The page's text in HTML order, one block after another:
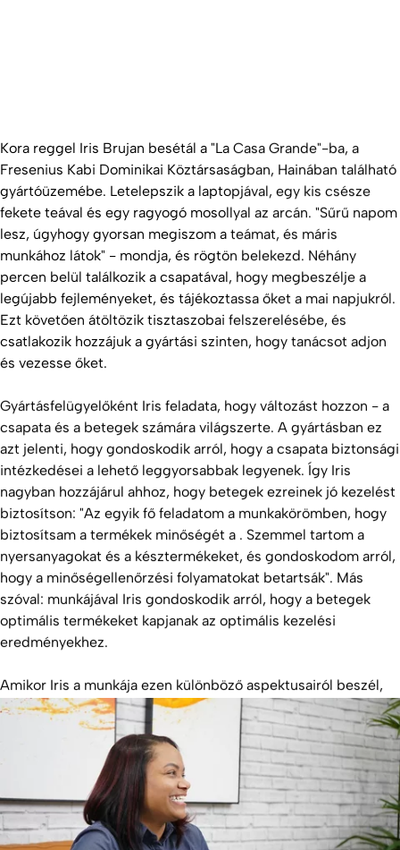
Kora reggel Iris Brujan besétál a "La Casa Grande"-ba, a
Fresenius Kabi Dominikai Köztársaságban, Hainában található
gyártóüzemébe. Letelepszik a laptopjával, egy kis csésze
fekete teával és egy ragyogó mosollyal az arcán. "Sűrű napom
lesz, úgyhogy gyorsan megiszom a teámat, és máris
munkához látok" - mondja, és rögtön belekezd. Néhány
percen belül találkozik a csapatával, hogy megbeszélje a
legújabb fejleményeket, és tájékoztassa őket a mai napjukról.
Ezt követően átöltözik tisztaszobai felszerelésébe, és
csatlakozik hozzájuk a gyártási szinten, hogy tanácsot adjon
és vezesse őket.
Gyártásfelügyelőként Iris feladata, hogy változást hozzon - a
csapata és a betegek számára világszerte. A gyártásban ez
azt jelenti, hogy gondoskodik arról, hogy a csapata biztonsági
intézkedései a lehető leggyorsabbak legyenek. Így Iris
nagyban hozzájárul ahhoz, hogy betegek ezreinek jó kezelést
biztosítson: "Az egyik fő feladatom a munkakörömben, hogy
biztosítsam a termékek minőségét a . Szemmel tartom a
nyersanyagokat és a késztermékeket, és gondoskodom arról,
hogy a minőségellenőrzési folyamatokat betartsák". Más
szóval: munkájával Iris gondoskodik arról, hogy a betegek
optimális termékeket kapjanak az optimális kezelési
eredményekhez.
Amikor Iris a munkája ezen különböző aspektusairól beszél,
nem lehet nem észrevenni, hogy mennyire büszke arra, amit
csinál. "Minden nap nyolc órán keresztül lehetőségem van
arra, hogy valódi hatást gyakoroljak az emberek életére."
Ráadásul Iris és csoportja megtestesítik a La Casa Grande
közösségi szellemét: "Törődöm a csapatommal, ők pedig
velem és a közös céljainkkal. Ezért érjük el az
eredményeinket minden egyes nap. Igazán áldott vagyok."